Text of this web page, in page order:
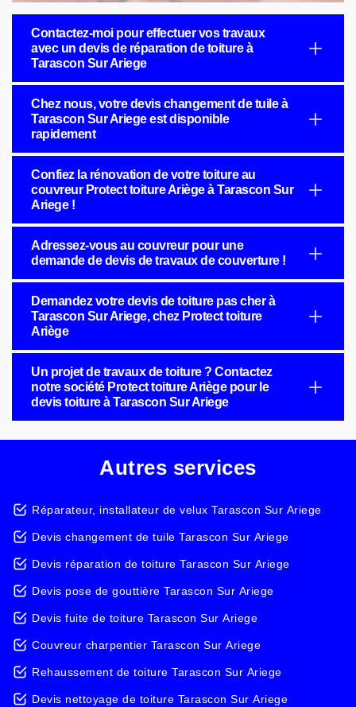
Contactez-moi pour effectuer vos travaux
avec un devis de réparation de toiture à
Tarascon Sur Ariege
Chez nous, votre devis changement de tuile à
Tarascon Sur Ariege est disponible
rapidement
Confiez la rénovation de votre toiture au
couvreur Protect toiture Ariège à Tarascon Sur
Ariege !
Adressez-vous au couvreur pour une
demande de devis de travaux de couverture !
Demandez votre devis de toiture pas cher à
Tarascon Sur Ariege, chez Protect toiture
Ariège
Un projet de travaux de toiture ? Contactez
notre société Protect toiture Ariège pour le
devis toiture à Tarascon Sur Ariege
Autres services
Réparateur, installateur de velux Tarascon Sur Ariege
Devis changement de tuile Tarascon Sur Ariege
Devis réparation de toiture Tarascon Sur Ariege
Devis pose de gouttière Tarascon Sur Ariege
Devis fuite de toiture Tarascon Sur Ariege
Couvreur charpentier Tarascon Sur Ariege
Rehaussement de toiture Tarascon Sur Ariege
Devis nettoyage de toiture Tarascon Sur Ariege